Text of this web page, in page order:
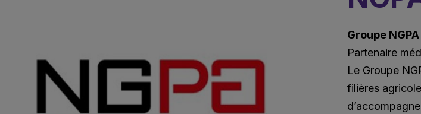
Groupe NGPA
Partenaire
Le Groupe
filières